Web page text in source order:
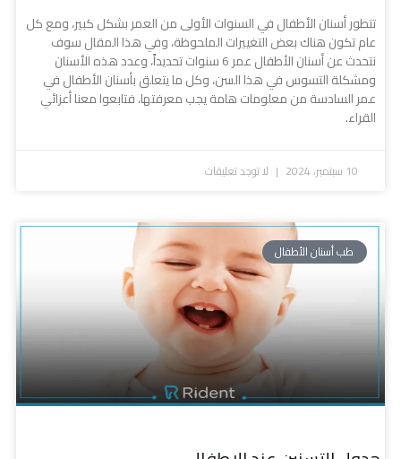
تتطور أسنان الأطفال في السنوات الأولى من العمر بشكل كبير، ومع كل
عام تكون هناك بعض التغييرات الملحوظة، وفي هذا المقال سوف
نتحدث عن أسنان الأطفال عمر 6 سنوات تحديداً، وعدد هذه الأسنان
ومشكلة التسوس في هذا السن، وكل ما يتعلق بأسنان الأطفال في
عمر السادسة من معلومات هامة يجب معرفتها، فتابعوا معنا أعزائي
القراء.
10 سبتمبر، 2024 لا توجد تعليقات
طب أسنان الأطفال